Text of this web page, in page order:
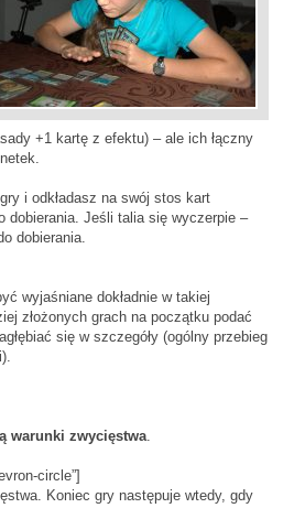
+1 kartę z efektu) – ale ich łączny
i odkładasz na swój stos kart
dobierania. Jeśli talia się wyczerpie –
dobierania.
wyjaśniane dokładnie w takiej
złożonych grach na początku podać
się w szczegóły (ogólny przebieg
warunki zwycięstwa.
circle”]
Koniec gry następuje wtedy, gdy